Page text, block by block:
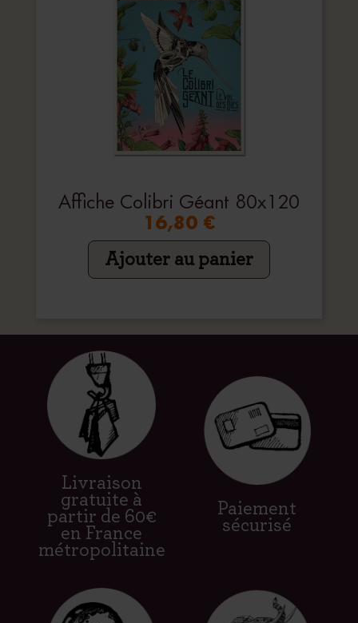
Affiche Colibri Géant 80x120
16,80 €
Ajouter au panier
Livraison
gratuite à
partir de 60€
en France
métropolitaine
Paiement
sécurisé